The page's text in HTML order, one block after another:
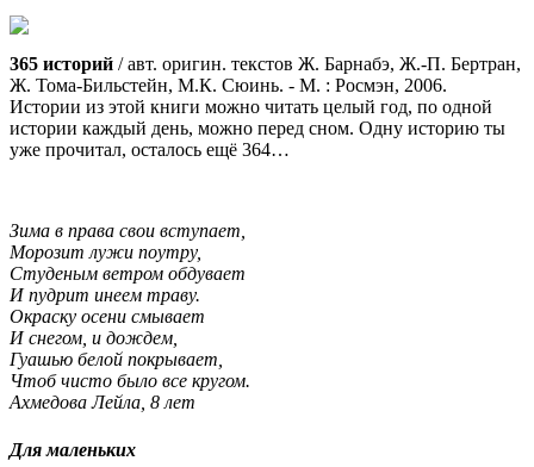
365 историй / авт. оригин. текстов Ж. Барнабэ, Ж.-П. Бертран,
Ж. Тома-Бильстейн, М.К. Сюинь. - М. : Росмэн, 2006.
Истории из этой книги можно читать целый год, по одной
истории каждый день, можно перед сном. Одну историю ты
уже прочитал, осталось ещё 364…
Зима в права свои вступает,
Морозит лужи поутру,
Студеным ветром обдувает
И пудрит инеем траву.
Окраску осени смывает
И снегом, и дождем,
Гуашью белой покрывает,
Чтоб чисто было все кругом.
Ахмедова Лейла, 8 лет
Для маленьких